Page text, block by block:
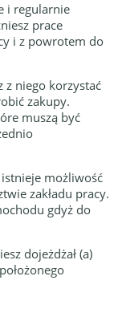
i regularnie
prace
i z powrotem do
z niego korzystać
zakupy.
muszą być
możliwość
zakładu pracy.
gdyż do
dojeżdżał (a)